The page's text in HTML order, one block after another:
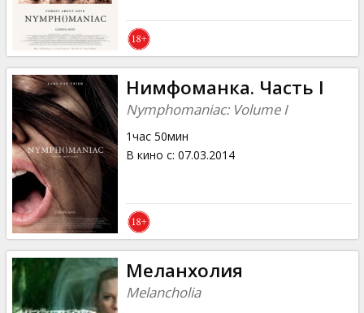
Нимфоманка. Часть I
Nymphomaniac: Volume I
1час 50мин
В кино с: 07.03.2014
Меланхолия
Melancholia